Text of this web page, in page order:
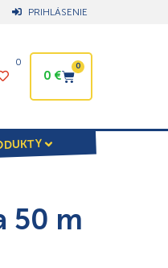
PRIHLÁSENIE
0
0€
0
50 m